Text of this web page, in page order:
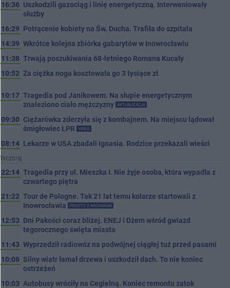
16:36 Uszkodzili gazociąg i linię energetyczną. Interweniowały
służby
16:29 Potrącenie kobiety na Św. Ducha. Trafiła do szpitala
14:39 Wkrótce kolejna zbiórka gabarytów w Inowrocławiu
11:38 Trwają poszukiwania 68-letniego Romana Kucały
10:52 Za ciężka noga kosztowała go 3 tysiące zł
10:17 Tragedia pod Janikowem. Na słupie energetycznym
znaleziono ciało mężczyzny
AKTUALIZACJA
09:30 Ciężarówka zderzyła się z kombajnem. Na miejscu lądował
śmigłowiec LPR
VIDEO
08:14 Lekarze w USA zbadali Ignasia. Rodzice przekazali wieści
Wczoraj
22:14 Tragedia przy ul. Mieszka I. Nie żyje osoba, która wypadła z
czwartego piętra
21:22 Tour de Pologne. Tak 21 lat temu kolarze startowali z
Inowrocławia
PROSTO Z ARCHIWUM
12:53 Dni Pakości coraz bliżej. ENEJ i Dżem wśród gwiazd
tegorocznego święta miasta
11:43 Wyprzedził radiowóz na podwójnej ciągłej tuż przed pasami
10:08 Silny wiatr łamał drzewa i uszkodził dach. To nie koniec
ostrzeżeń
10:03 Autobusy wróciły na Cegielną. Koniec remontu zatok